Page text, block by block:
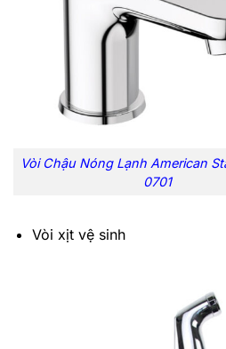
Vòi Chậu Nóng Lạnh American
0701
Vòi xịt vệ sinh